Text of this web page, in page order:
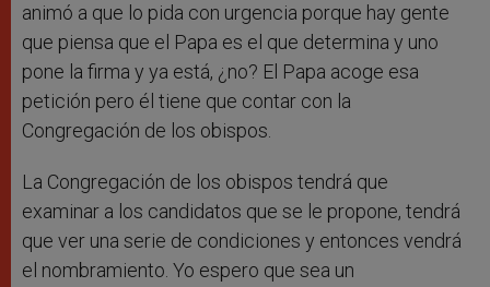
animó a que lo pida con urgencia porque hay gente
que piensa que el Papa es el que determina y uno
pone la firma y ya está, ¿no? El Papa acoge esa
petición pero él tiene que contar con la
Congregación de los obispos.
La Congregación de los obispos tendrá que
examinar a los candidatos que se le propone, tendrá
que ver una serie de condiciones y entonces vendrá
el nombramiento. Yo espero que sea un